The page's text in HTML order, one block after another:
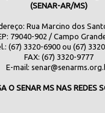
(SENAR-AR/MS)
Rua Marcino dos
79040-902 / Campo
(67) 3320-6900 ou (67)
FAX: (67) 3320-9777
E-mail:
O SENAR MS NAS REDES